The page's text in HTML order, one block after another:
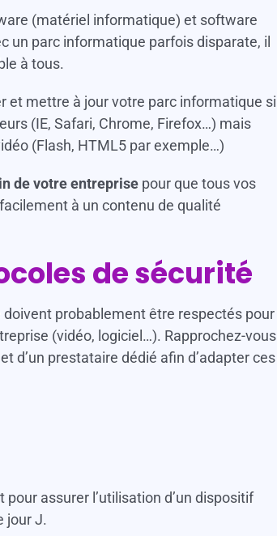
(matériel informatique) et software
un parc informatique parfois disparate, il
à tous.
et mettre à jour votre parc informatique si
(IE, Safari, Chrome, Firefox…) mais
(Flash, HTML5 par exemple…)
de votre entreprise pour que tous vos
à un contenu de qualité
de sécurité
probablement être respectés pour
(vidéo, logiciel…). Rapprochez-vous
d’un prestataire dédié afin d’adapter ces
pour assurer l’utilisation d’un dispositif
jour J.